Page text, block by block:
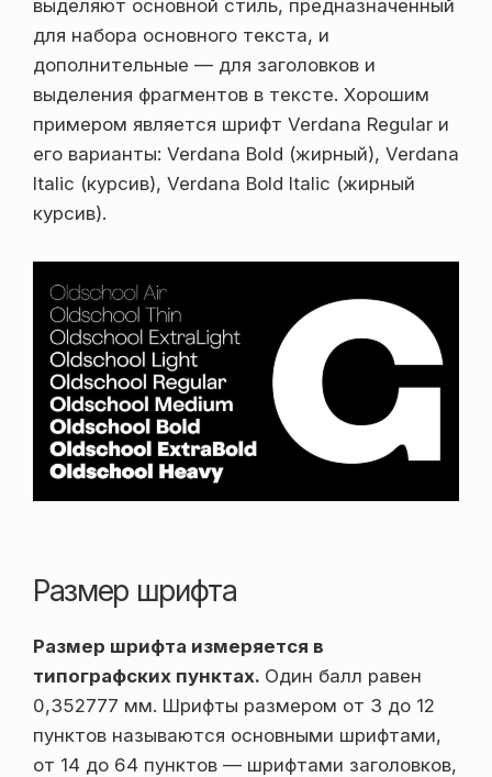
выделяют основной стиль, предназначенный
для набора основного текста, и
дополнительные — для заголовков и
выделения фрагментов в тексте. Хорошим
примером является шрифт Verdana Regular и
его варианты: Verdana Bold (жирный), Verdana
Italic (курсив), Verdana Bold Italic (жирный
курсив).
Размер шрифта
Размер шрифта измеряется в
типографских пунктах. Один балл равен
0,352777 мм. Шрифты размером от 3 до 12
пунктов называются основными шрифтами,
от 14 до 64 пунктов — шрифтами заголовков,